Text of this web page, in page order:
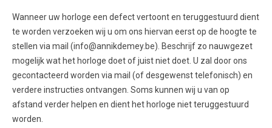
Wanneer uw horloge een defect vertoont en teruggestuurd dient
te worden verzoeken wij u om ons hiervan eerst op de hoogte te
stellen via mail (info@annikdemey.be). Beschrijf zo nauwgezet
mogelijk wat het horloge doet of juist niet doet. U zal door ons
gecontacteerd worden via mail (of desgewenst telefonisch) en
verdere instructies ontvangen. Soms kunnen wij u van op
afstand verder helpen en dient het horloge niet teruggestuurd
worden.